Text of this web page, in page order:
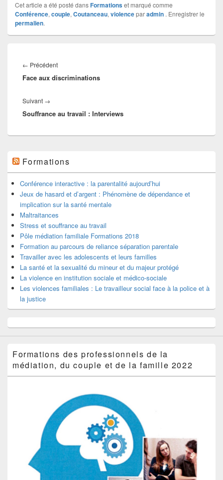
Cet article a été posté dansFormationset marqué comme
Conférence, couple, Coutanceau, violenceparadmin . Enregistrer le
permalien.
de
l’article
← PrécédentArticle
précédent :
Face aux discriminations
Suivant →
suivant :
Souffrance au travail : Interviews
principale
de
widget
pour
barre
latérale
Formations
Conférence interactive : la parentalité aujourd’hui
Jeux de hasard et d’argent : Phénomène de dépendance et
implication sur la santé mentale
Maltraitances
Stress et souffrance au travail
Pôle médiation familiale Formations 2018
Formation au parcours de reliance séparation parentale
Travailler avec les adolescents et leurs familles
La santé et la sexualité du mineur et du majeur protégé
La violence en institution sociale et médico-sociale
Les violences familiales : Le travailleur social face à la police et à
la justice
Formations des professionnels de la
médiation, du couple et de la famille 2022